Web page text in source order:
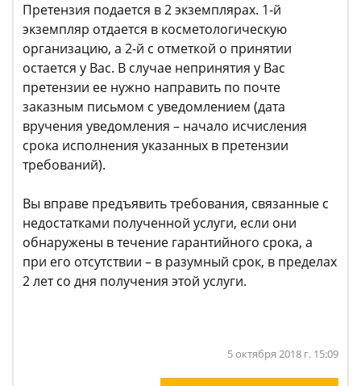
Претензия подается в 2 экземплярах. 1-й
экземпляр отдается в косметологическую
организацию, а 2-й с отметкой о принятии
остается у Вас. В случае непринятия у Вас
претензии ее нужно направить по почте
заказным письмом с уведомлением (дата
вручения уведомления – начало исчисления
срока исполнения указанных в претензии
требований).
Вы вправе предъявить требования, связанные с
недостатками полученной услуги, если они
обнаружены в течение гарантийного срока, а
при его отсутствии – в разумный срок, в пределах
2 лет со дня получения этой услуги.
5 октября 2018 г. 15:09